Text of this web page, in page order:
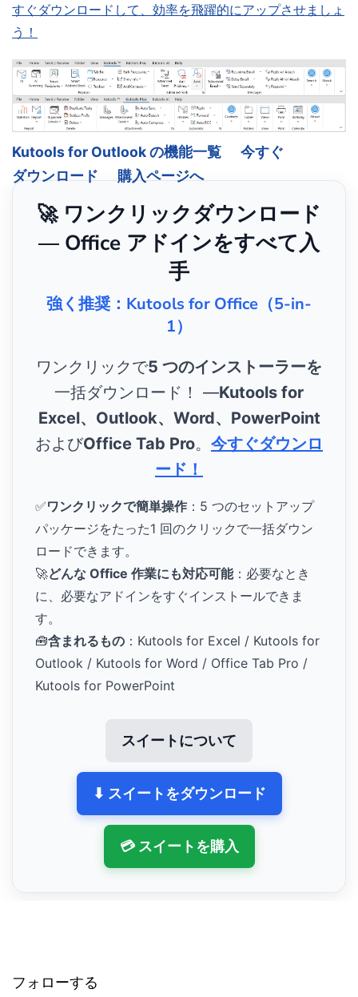
すぐダウンロードして、効率を飛躍的にアップさせましょ
う！
Kutools for Outlook の機能一覧
今すぐ
ダウンロード
購入ページへ
🚀 ワンクリックダウンロード
— Office アドインをすべて入
手
強く推奨：Kutools for Office（5-in-
1）
ワンクリックで5 つのインストーラーを
一括ダウンロード！ ―Kutools for
Excel、Outlook、Word、PowerPoint
およびOffice Tab Pro。 今すぐダウンロ
ード！
✅ワンクリックで簡単操作 ：5 つのセットアップ
パッケージをたった1 回のクリックで一括ダウン
ロードできます。
🚀どんな Office 作業にも対応可能：必要なとき
に、必要なアドインをすぐインストールできま
す。
🧰含まれるもの ：Kutools for Excel / Kutools for
Outlook / Kutools for Word / Office Tab Pro /
Kutools for PowerPoint
スイートについて
⬇ スイートをダウンロード
💳 スイートを購入
フォローする